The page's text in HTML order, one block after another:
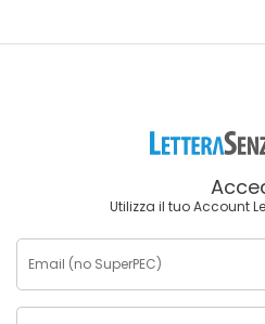
Utilizza il tuo Account